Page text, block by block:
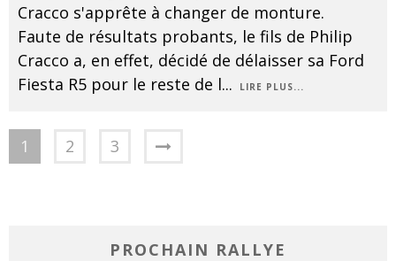
Cracco s'apprête à changer de monture.
Faute de résultats probants, le fils de Philip
Cracco a, en effet, décidé de délaisser sa Ford
Fiesta R5 pour le reste de l... LIRE PLUS...
1 2 3
PROCHAIN RALLYE